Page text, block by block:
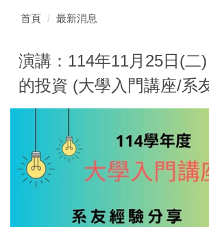
首頁 最新消息
演講：114年11月25日(二
的投資 (大學入門講座/系